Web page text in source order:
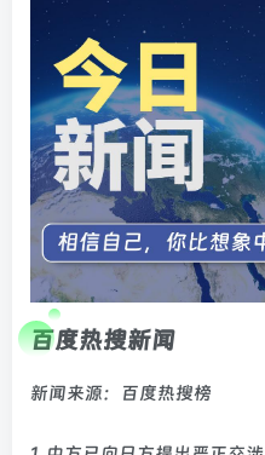
百度热搜新闻
新闻来源：百度热搜榜